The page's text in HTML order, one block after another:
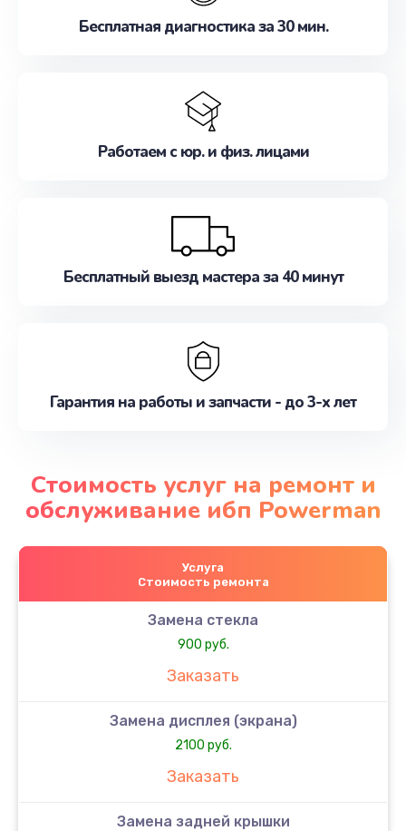
Бесплатная диагностика за 30 мин.
Работаем с юр. и физ. лицами
Бесплатный выезд мастера за 40 минут
Гарантия на работы и запчасти - до 3-х лет
Стоимость услуг на ремонт и
обслуживание ибп Powerman
Услуга
Стоимость ремонта
Замена стекла
900 руб.
Заказать
Замена дисплея (экрана)
2100 руб.
Заказать
Замена задней крышки